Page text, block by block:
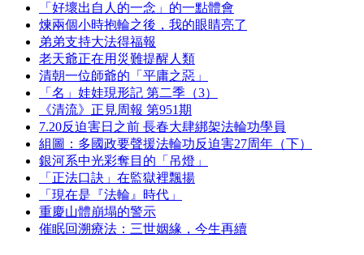
「好壞出自人的一念」的一點體會
煉兩個小時抱輪之後，我的眼睛亮了
弟弟支持大法得福報
老天爺正在用災難提醒人類
清朝一位師爺的「平庸之惡」
「名」娃娃現形記 第二季（3）
《清流》正見周報 第951期
7.20反迫害日之前 長春大肆綁架法輪功學員
組圖：多國政要聲援法輪功反迫害27周年（下）
銀河系中光彩奪目的「吊燈」
「正法口訣」在監獄裡飄揚
「現在是『法輪』時代」
重慶山體崩塌的警示
催眠回溯療法：三世姻緣，今生再續